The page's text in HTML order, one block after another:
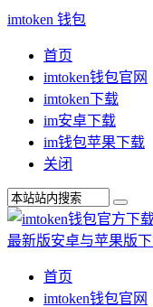
imtoken 钱包
首页
imtoken钱包官网
imtoken下载
im安卓下载
im钱包苹果下载
关闭
首页
imtoken钱包官网